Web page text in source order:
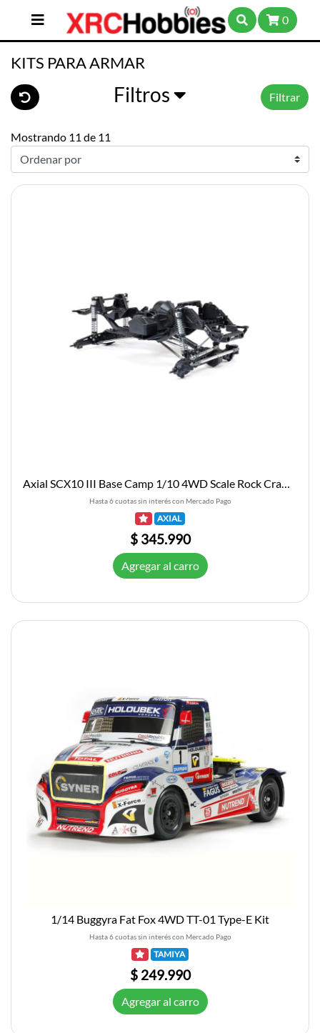
0
KITS PARA ARMAR
Filtros Filtrar
Mostrando 11 de 11
Hasta 6 cuotas sin interés con Mercado Pago
AXIAL
$ 345.990
Agregar al carro
1/14 Buggyra Fat Fox 4WD TT-01 Type-E Kit
Hasta 6 cuotas sin interés con Mercado Pago
TAMIYA
$ 249.990
Agregar al carro